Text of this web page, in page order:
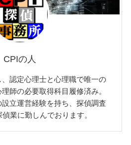
CPIの人
認定心理士と心理職で唯一の
師の必要取得科目履修済み。
立運営経験を持ち、探偵調査
業に勤しんでおります。